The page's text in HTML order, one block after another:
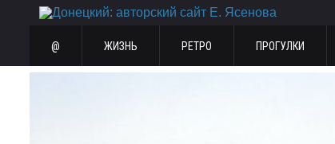
@ ЖИЗНЬ РЕТРО ПРОГУЛКИ